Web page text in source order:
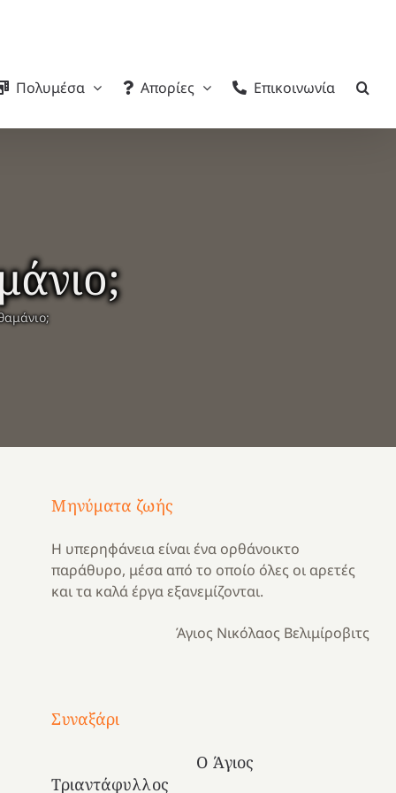
Πολυμέσα Απορίες Επικοινωνία
Μηνύματα ζωής
Η υπερηφάνεια είναι ένα ορθάνοικτο
παράθυρο, μέσα από το οποίο όλες οι αρετές
και τα καλά έργα εξανεμίζονται.
Άγιος Νικόλαος Βελιμίροβιτς
Συναξάρι
Ο Άγιος
Τριαντάφυλλος
Μια
και
Κατασκηνωτικές